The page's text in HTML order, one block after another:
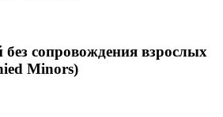
без сопровождения взрослых
Minors)